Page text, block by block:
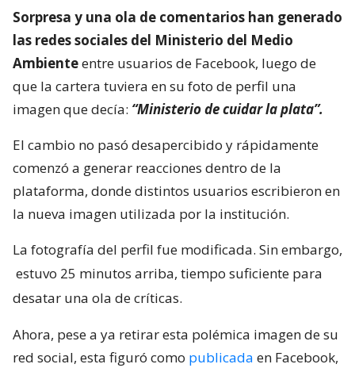
Sorpresa y una ola de comentarios han generado
las redes sociales del Ministerio del Medio
Ambienteentre usuarios de Facebook, luego de
que la cartera tuviera en su foto de perfil una
imagen que decía: “Ministerio de cuidar la plata”.
El cambio no pasó desapercibido y rápidamente
comenzó a generar reacciones dentro de la
plataforma, donde distintos usuarios escribieron en
la nueva imagen utilizada por la institución.
La fotografía del perfil fue modificada. Sin embargo,
estuvo 25 minutos arriba, tiempo suficiente para
desatar una ola de críticas.
Ahora, pese a ya retirar esta polémica imagen de su
red social, esta figuró como publicada en Facebook,